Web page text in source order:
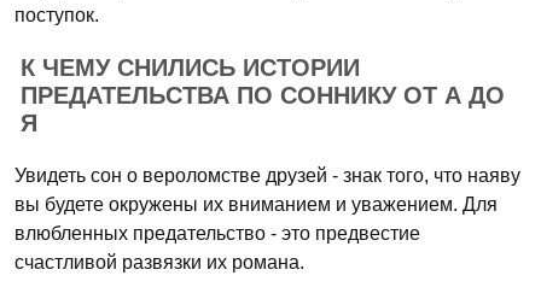
поступок.
К ЧЕМУ СНИЛИСЬ ИСТОРИИ
ПРЕДАТЕЛЬСТВА ПО СОННИКУ ОТ А ДО
Я
Увидеть сон о вероломстве друзей - знак того, что наяву
вы будете окружены их вниманием и уважением. Для
влюбленных предательство - это предвестие
счастливой развязки их романа.